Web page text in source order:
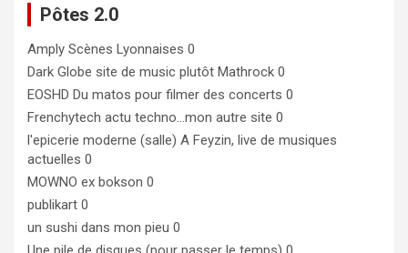
Pôtes 2.0
Amply Scènes Lyonnaises 0
Dark Globe site de music plutôt Mathrock 0
EOSHD Du matos pour filmer des concerts 0
Frenchytech actu techno…mon autre site 0
l'epicerie moderne (salle) A Feyzin, live de musiques
actuelles 0
MOWNO ex bokson 0
publikart 0
un sushi dans mon pieu 0